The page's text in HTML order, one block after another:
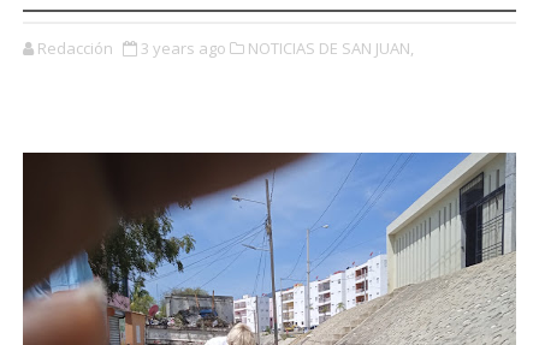
Redacción 3 years ago NOTICIAS DE SAN JUAN,